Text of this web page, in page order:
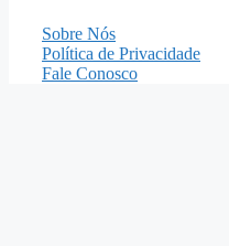
Sobre Nós
Política de Privacidade
Fale Conosco